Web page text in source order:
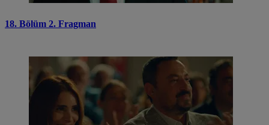
18. Bölüm 2. Fragman